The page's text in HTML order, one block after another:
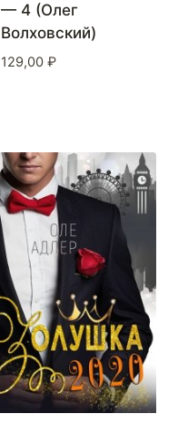
— 4 (Олег
Волховский)
129,00 ₽